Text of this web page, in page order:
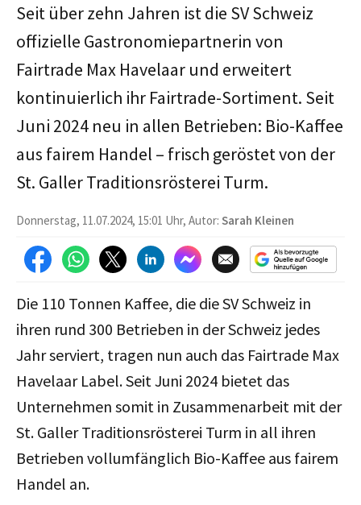
Seit über zehn Jahren ist die SV Schweiz
offizielle Gastronomiepartnerin von
Fairtrade Max Havelaar und erweitert
kontinuierlich ihr Fairtrade-Sortiment. Seit
Juni 2024 neu in allen Betrieben: Bio-Kaffee
aus fairem Handel – frisch geröstet von der
St. Galler Traditionsrösterei Turm.
Donnerstag, 11.07.2024, 15:01 Uhr, Autor: Sarah Kleinen
Die 110 Tonnen Kaffee, die die SV Schweiz in
ihren rund 300 Betrieben in der Schweiz jedes
Jahr serviert, tragen nun auch das Fairtrade Max
Havelaar Label. Seit Juni 2024 bietet das
Unternehmen somit in Zusammenarbeit mit der
St. Galler Traditionsrösterei Turm in all ihren
Betrieben vollumfänglich Bio-Kaffee aus fairem
Handel an.